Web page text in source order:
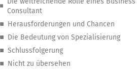
Consultant
Herausforderungen und Chancen
Die Bedeutung von Spezialisierung
Schlussfolgerung
Nicht zu übersehen